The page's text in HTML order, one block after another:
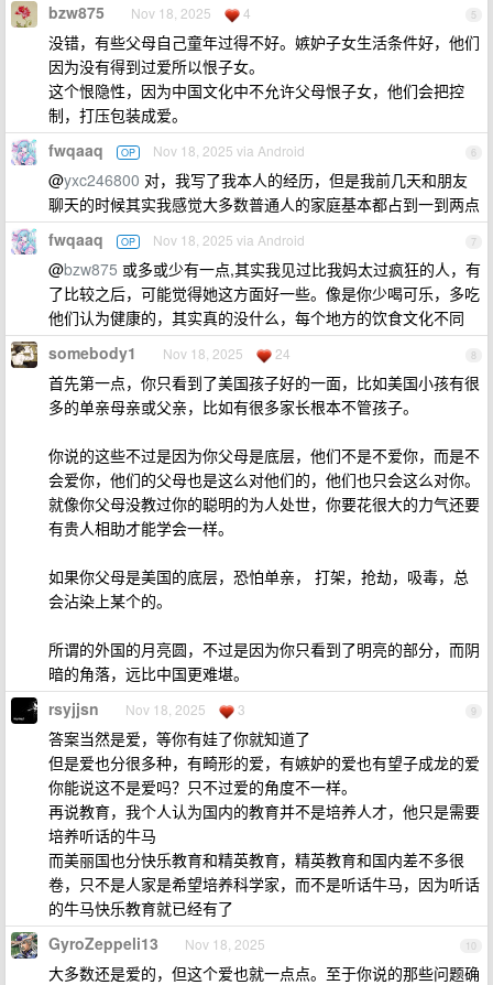
5
bzw875 Nov 18, 2025 4
没错，有些父母自己童年过得不好。嫉妒子女生活条件好，他们
因为没有得到过爱所以恨子女。
这个恨隐性，因为中国文化中不允许父母恨子女，他们会把控
制，打压包装成爱。
6
fwqaaq OP Nov 18, 2025 via Android
@yxc246800 对，我写了我本人的经历，但是我前几天和朋友
聊天的时候其实我感觉大多数普通人的家庭基本都占到一到两点
7
fwqaaq OP Nov 18, 2025 via Android
@bzw875 或多或少有一点,其实我见过比我妈太过疯狂的人，有
了比较之后，可能觉得她这方面好一些。像是你少喝可乐，多吃
他们认为健康的，其实真的没什么，每个地方的饮食文化不同
8
somebody1 Nov 18, 2025 24
首先第一点，你只看到了美国孩子好的一面，比如美国小孩有很
多的单亲母亲或父亲，比如有很多家长根本不管孩子。
你说的这些不过是因为你父母是底层，他们不是不爱你，而是不
会爱你，他们的父母也是这么对他们的，他们也只会这么对你。
就像你父母没教过你的聪明的为人处世，你要花很大的力气还要
有贵人相助才能学会一样。
如果你父母是美国的底层，恐怕单亲， 打架，抢劫，吸毒，总
会沾染上某个的。
所谓的外国的月亮圆，不过是因为你只看到了明亮的部分，而阴
暗的角落，远比中国更难堪。
9
rsyjjsn Nov 18, 2025 3
答案当然是爱，等你有娃了你就知道了
但是爱也分很多种，有畸形的爱，有嫉妒的爱也有望子成龙的爱
你能说这不是爱吗？只不过爱的角度不一样。
再说教育，我个人认为国内的教育并不是培养人才，他只是需要
培养听话的牛马
而美丽国也分快乐教育和精英教育，精英教育和国内差不多很
卷，只不是人家是希望培养科学家，而不是听话牛马，因为听话
的牛马快乐教育就已经有了
10
GyroZeppeli13 Nov 18, 2025
大多数还是爱的，但这个爱也就一点点。至于你说的那些问题确